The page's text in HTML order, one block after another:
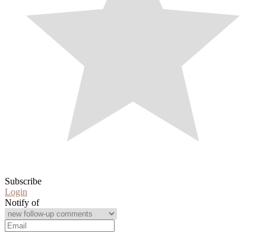
Subscribe
Login
Notify of